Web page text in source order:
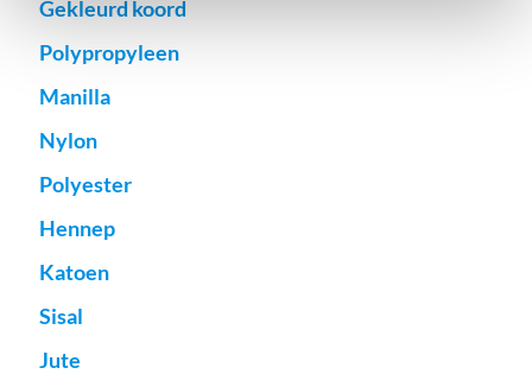
Gekleurd koord
Polypropyleen
Manilla
Nylon
Polyester
Hennep
Katoen
Sisal
Jute